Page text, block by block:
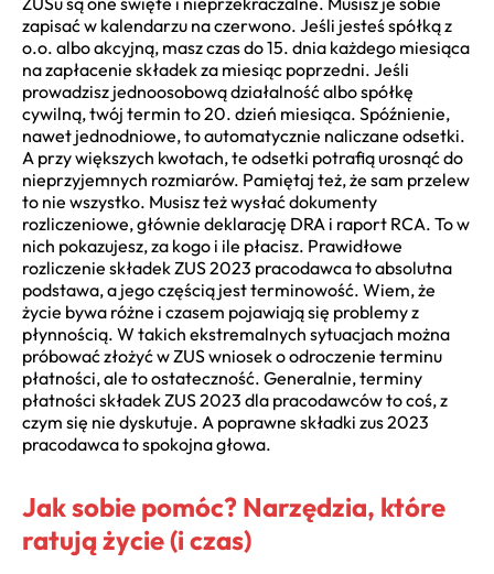
zapisać w kalendarzu na czerwono. Jeśli jesteś spółką z
o.o. albo akcyjną, masz czas do 15. dnia każdego miesiąca
na zapłacenie składek za miesiąc poprzedni. Jeśli
prowadzisz jednoosobową działalność albo spółkę
cywilną, twój termin to 20. dzień miesiąca. Spóźnienie,
nawet jednodniowe, to automatycznie naliczane odsetki.
A przy większych kwotach, te odsetki potrafią urosnąć do
nieprzyjemnych rozmiarów. Pamiętaj też, że sam przelew
to nie wszystko. Musisz też wysłać dokumenty
rozliczeniowe, głównie deklarację DRA i raport RCA. To w
nich pokazujesz, za kogo i ile płacisz. Prawidłowe
rozliczenie składek ZUS 2023 pracodawca to absolutna
podstawa, a jego częścią jest terminowość. Wiem, że
życie bywa różne i czasem pojawiają się problemy z
płynnością. W takich ekstremalnych sytuacjach można
próbować złożyć w ZUS wniosek o odroczenie terminu
płatności, ale to ostateczność. Generalnie, terminy
płatności składek ZUS 2023 dla pracodawców to coś, z
czym się nie dyskutuje. A poprawne składki zus 2023
pracodawca to spokojna głowa.
Jak sobie pomóc? Narzędzia, które
ratują życie (i czas)